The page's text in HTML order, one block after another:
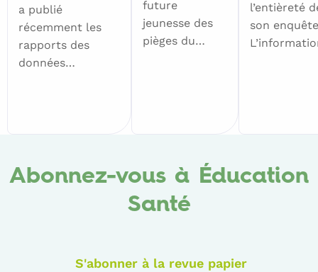
a publié
récemment les
rapports des
données…
future
jeunesse des
pièges du…
l’entièreté
son
Abonnez-vous à Éducation
Santé
S'abonner à la revue papier